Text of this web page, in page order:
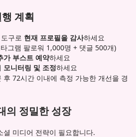
계획
구로 현재 프로필을 감사하세요
그램 팔로워 1,000명 + 댓글 500개)
가 부스트 예약하세요
모니터링 및 조정하세요
72시간 이내에 측정 가능한 개선을 경
의 정밀한 성장
미디어 전략이 필요합니다.